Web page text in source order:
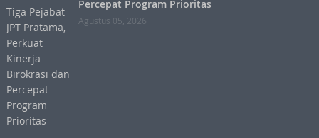
Percepat Program Prioritas
Agustus 05, 2026